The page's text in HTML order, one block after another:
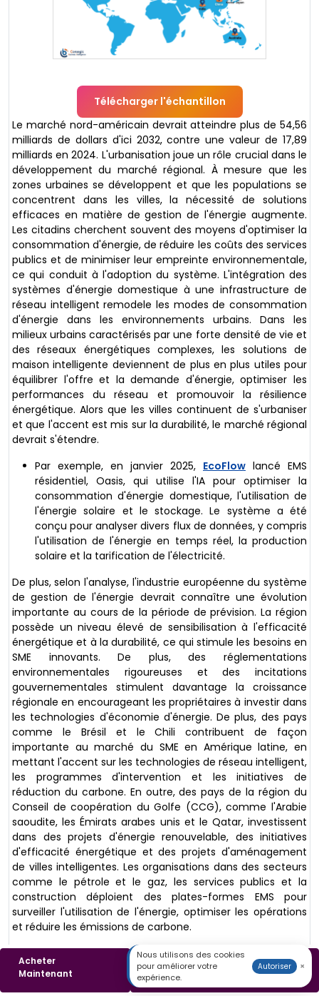
Télécharger l'échantillon
Le marché nord-américain devrait atteindre plus de 54,56
milliards de dollars d'ici 2032, contre une valeur de 17,89
milliards en 2024. L'urbanisation joue un rôle crucial dans le
développement du marché régional. À mesure que les
zones urbaines se développent et que les populations se
concentrent dans les villes, la nécessité de solutions
efficaces en matière de gestion de l'énergie augmente.
Les citadins cherchent souvent des moyens d'optimiser la
consommation d'énergie, de réduire les coûts des services
publics et de minimiser leur empreinte environnementale,
ce qui conduit à l'adoption du système. L'intégration des
systèmes d'énergie domestique à une infrastructure de
réseau intelligent remodele les modes de consommation
d'énergie dans les environnements urbains. Dans les
milieux urbains caractérisés par une forte densité de vie et
des réseaux énergétiques complexes, les solutions de
maison intelligente deviennent de plus en plus utiles pour
équilibrer l'offre et la demande d'énergie, optimiser les
performances du réseau et promouvoir la résilience
énergétique. Alors que les villes continuent de s'urbaniser
et que l'accent est mis sur la durabilité, le marché régional
devrait s'étendre.
Par exemple, en janvier 2025, EcoFlow lancé EMS
résidentiel, Oasis, qui utilise l'IA pour optimiser la
consommation d'énergie domestique, l'utilisation de
l'énergie solaire et le stockage. Le système a été
conçu pour analyser divers flux de données, y compris
l'utilisation de l'énergie en temps réel, la production
solaire et la tarification de l'électricité.
De plus, selon l'analyse, l'industrie européenne du système
de gestion de l'énergie devrait connaître une évolution
importante au cours de la période de prévision. La région
possède un niveau élevé de sensibilisation à l'efficacité
énergétique et à la durabilité, ce qui stimule les besoins en
SME innovants. De plus, des réglementations
environnementales rigoureuses et des incitations
gouvernementales stimulent davantage la croissance
régionale en encourageant les propriétaires à investir dans
les technologies d'économie d'énergie. De plus, des pays
comme le Brésil et le Chili contribuent de façon
importante au marché du SME en Amérique latine, en
mettant l'accent sur les technologies de réseau intelligent,
les programmes d'intervention et les initiatives de
réduction du carbone. En outre, des pays de la région du
Conseil de coopération du Golfe (CCG), comme l'Arabie
saoudite, les Émirats arabes unis et le Qatar, investissent
dans des projets d'énergie renouvelable, des initiatives
d'efficacité énergétique et des projets d'aménagement
de villes intelligentes. Les organisations dans des secteurs
comme le pétrole et le gaz, les services publics et la
construction déploient des plates-formes EMS pour
surveiller l'utilisation de l'énergie, optimiser les opérations
et réduire les émissions de carbone.
Acheter
Maintenant
Télécharger un
Échantillon
Nous utilisons des cookies
pour améliorer votre
expérience.
Autoriser ×